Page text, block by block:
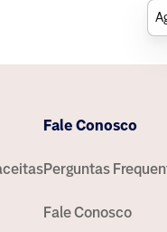
Fale Conosco
Perguntas
Fale Conosco